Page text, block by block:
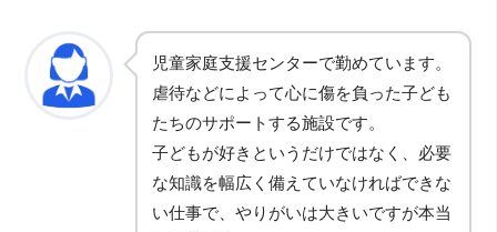
児童家庭支援センターで勤めています。
虐待などによって心に傷を負った子ども
たちのサポートする施設です。
子どもが好きというだけではなく、必要
な知識を幅広く備えていなければできな
い仕事で、やりがいは大きいですが本当